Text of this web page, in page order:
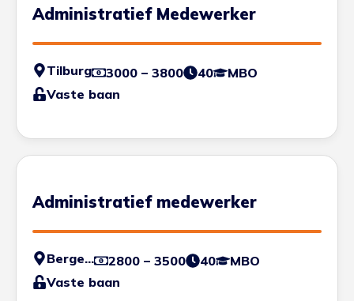
Administratief Medewerker
Tilburg 3000 – 3800 40
MBO
Vaste baan
Administratief medewerker
Bergen op Zoom 2800 – 3500 40
MBO
Vaste baan